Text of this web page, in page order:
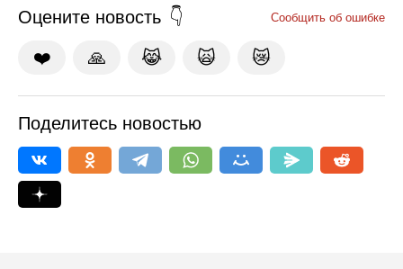
Оцените новость Сообщить об ошибке
❤️ 🙏 😹 🙀 😿
Поделитесь новостью